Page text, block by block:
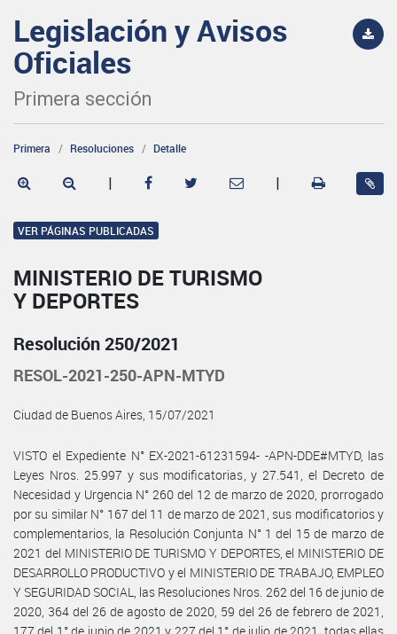
Legislación y Avisos
Oficiales
Primera sección
Primera Resoluciones Detalle
| |
VER PÁGINAS PUBLICADAS
MINISTERIO DE TURISMO
Y DEPORTES
Resolución 250/2021
RESOL-2021-250-APN-MTYD
Ciudad de Buenos Aires, 15/07/2021
VISTO el Expediente N° EX-2021-61231594- -APN-DDE#MTYD, las
Leyes Nros. 25.997 y sus modificatorias, y 27.541, el Decreto de
Necesidad y Urgencia N° 260 del 12 de marzo de 2020, prorrogado
por su similar N° 167 del 11 de marzo de 2021, sus modificatorios y
complementarios, la Resolución Conjunta N° 1 del 15 de marzo de
2021 del MINISTERIO DE TURISMO Y DEPORTES, el MINISTERIO DE
DESARROLLO PRODUCTIVO y el MINISTERIO DE TRABAJO, EMPLEO
Y SEGURIDAD SOCIAL, las Resoluciones Nros. 262 del 16 de junio de
2020, 364 del 26 de agosto de 2020, 59 del 26 de febrero de 2021,
177 del 1° de junio de 2021 y 227 del 1° de julio de 2021, todas ellas